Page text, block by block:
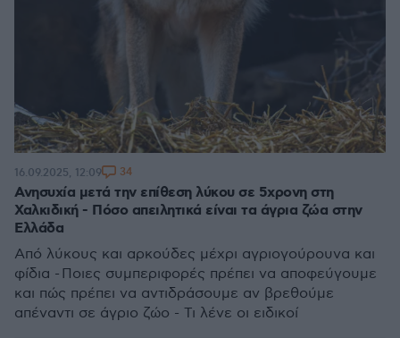
Ανησυχία μετά την επίθεση λύκου σε 5χρονη στη
Χαλκιδική - Πόσο απειλητικά είναι τα άγρια ζώα στην
Ελλάδα
Από λύκους και αρκούδες μέχρι αγριογούρουνα και
φίδια - Ποιες συμπεριφορές πρέπει να αποφεύγουμε
και πώς πρέπει να αντιδράσουμε αν βρεθούμε
απέναντι σε άγριο ζώο - Τι λένε οι ειδικοί
16.09.2025, 12:09 34